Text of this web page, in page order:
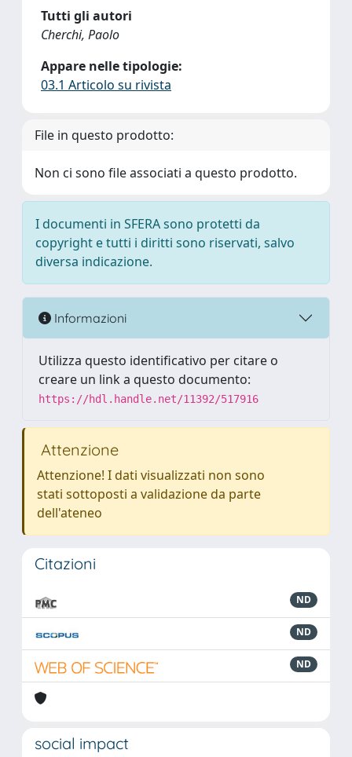
Tutti gli autori
Cherchi, Paolo
Appare nelle tipologie:
03.1 Articolo su rivista
File in questo prodotto:
Non ci sono file associati a questo prodotto.
I documenti in SFERA sono protetti da
copyright e tutti i diritti sono riservati, salvo
diversa indicazione.
Informazioni
Utilizza questo identificativo per citare o
creare un link a questo documento:
https://hdl.handle.net/11392/517916
Attenzione
Attenzione! I dati visualizzati non sono
stati sottoposti a validazione da parte
dell'ateneo
Citazioni
ND
ND
ND
social impact